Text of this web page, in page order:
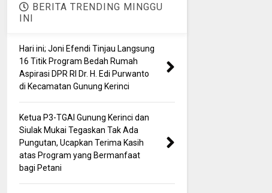
BERITA TRENDING MINGGU
INI
Hari ini; Joni Efendi Tinjau Langsung
16 Titik Program Bedah Rumah
Aspirasi DPR RI Dr. H. Edi Purwanto
di Kecamatan Gunung Kerinci
Ketua P3-TGAI Gunung Kerinci dan
Siulak Mukai Tegaskan Tak Ada
Pungutan, Ucapkan Terima Kasih
atas Program yang Bermanfaat
bagi Petani